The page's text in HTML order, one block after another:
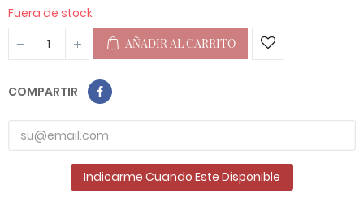
Fuera de stock
AÑADIR AL CARRITO
COMPARTIR
Indicarme Cuando Este Disponible